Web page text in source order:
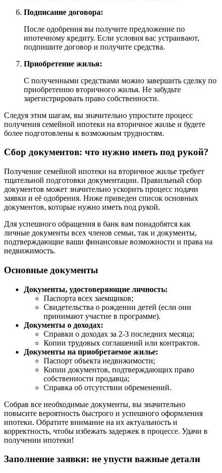
Подписание договора:
После одобрения вы получите предложение по
ипотечному кредиту. Если условия вас устраивают,
подпишите договор и получите средства.
Приобретение жилья:
С полученными средствами можно завершить сделку по
приобретению вторичного жилья. Не забудьте
зарегистрировать право собственности.
Следуя этим шагам, вы значительно упростите процесс
получения семейной ипотеки на вторичное жилье и будете
более подготовлены к возможным трудностям.
Сбор документов: что нужно иметь под рукой?
Получение семейной ипотеки на вторичное жилье требует
тщательной подготовки документации. Правильный сбор
документов может значительно ускорить процесс подачи
заявки и её одобрения. Ниже приведен список основных
документов, которые нужно иметь под рукой.
Для успешного обращения в банк вам понадобятся как
личные документы всех членов семьи, так и документы,
подтверждающие ваши финансовые возможности и права на
недвижимость.
Основные документы
Документы, удостоверяющие личность:
Паспорта всех заемщиков;
Свидетельства о рождении детей (если они
принимают участие в программе).
Документы о доходах:
Справки о доходах за 2-3 последних месяца;
Копии трудовых соглашений или контрактов.
Документы на приобретаемое жилье:
Паспорт объекта недвижимости;
Копии документов, подтверждающих право
собственности продавца;
Справка об отсутствии обременений.
Собрав все необходимые документы, вы значительно
повысите вероятность быстрого и успешного оформления
ипотеки. Обратите внимание на их актуальность и
корректность, чтобы избежать задержек в процессе. Удачи в
получении ипотеки!
Заполнение заявки: не упусти важные детали